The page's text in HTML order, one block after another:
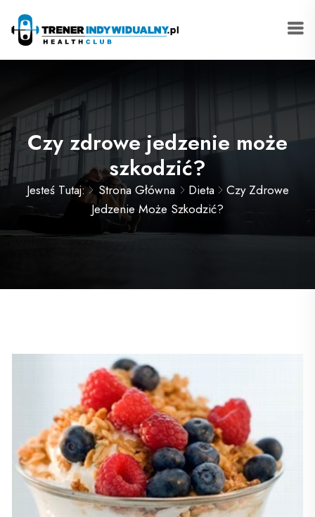
Czy zdrowe jedzenie może
szkodzić?
Jesteś Tutaj: Strona Główna Dieta
Czy Zdrowe
Jedzenie Może Szkodzić?